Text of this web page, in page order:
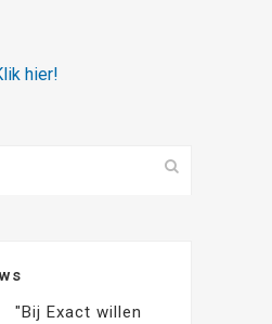
hier!
"Bij Exact willen